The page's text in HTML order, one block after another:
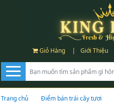
Giỏ Hàng | Giới Thiệu
Trang chủ Điểm bán trái cây tươi